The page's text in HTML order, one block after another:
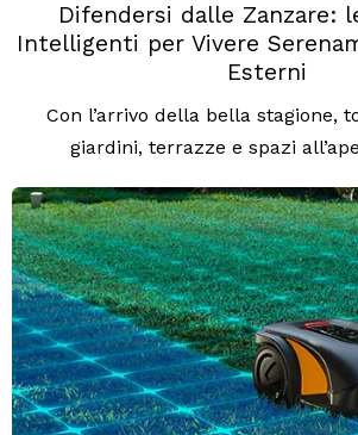
Difendersi dalle Zanzare:
Intelligenti per Vivere
Esterni
Con l’arrivo della bella stagione,
giardini, terrazze e spazi